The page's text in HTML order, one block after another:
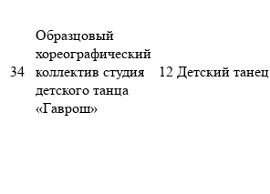
34
Образцовый
хореографический
коллектив студия
детского танца
«Гаврош»
12 Детский танец